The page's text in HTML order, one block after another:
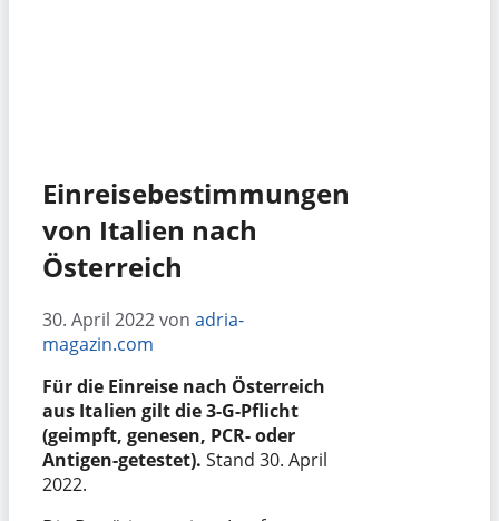
Einreisebestimmungen
von Italien nach
Österreich
30. April 2022von adria-
magazin.com
Für die Einreise nach Österreich
aus Italien gilt die 3-G-Pflicht
(geimpft, genesen, PCR- oder
Antigen-getestet). Stand 30. April
2022.